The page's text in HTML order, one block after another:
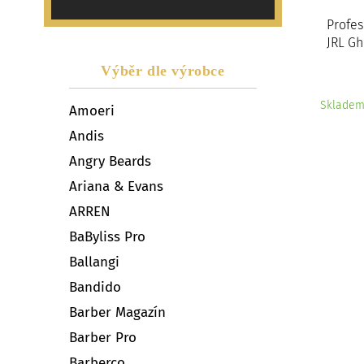
Výběr dle výrobce
Amoeri
Andis
Angry Beards
Ariana & Evans
ARREN
BaByliss Pro
Ballangi
Bandido
Barber Magazín
Barber Pro
JRL
Skladem